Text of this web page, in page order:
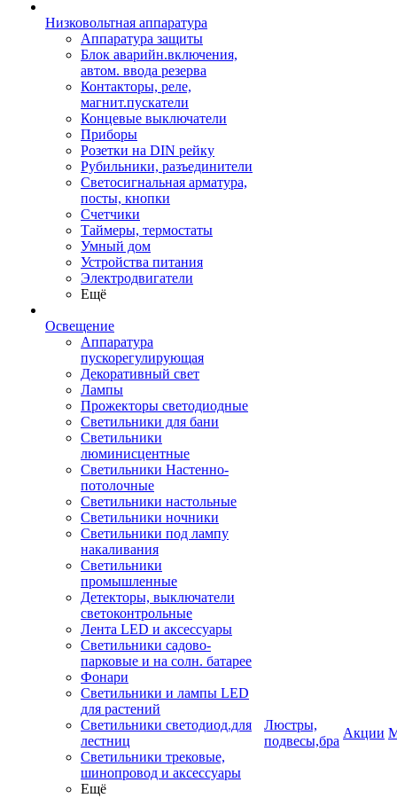
Низковольтная аппаратура
Аппаратура защиты
Блок аварийн.включения,
автом. ввода резерва
Контакторы, реле,
магнит.пускатели
Концевые выключатели
Приборы
Розетки на DIN рейку
Рубильники, разъединители
Светосигнальная арматура,
посты, кнопки
Счетчики
Таймеры, термостаты
Умный дом
Устройства питания
Электродвигатели
Ещё
Освещение
Аппаратура
пускорегулирующая
Декоративный свет
Лампы
Прожекторы светодиодные
Светильники для бани
Светильники
люминисцентные
Светильники Настенно-
потолочные
Светильники настольные
Светильники ночники
Светильники под лампу
накаливания
Светильники
промышленные
Детекторы, выключатели
светоконтрольные
Лента LED и аксессуары
Светильники садово-
парковые и на солн. батарее
Фонари
Светильники и лампы LED
для растений
Светильники светодиод.для
лестниц
Светильники трековые,
шинопровод и аксессуары
Ещё
Люстры,
подвесы,бра
Акции